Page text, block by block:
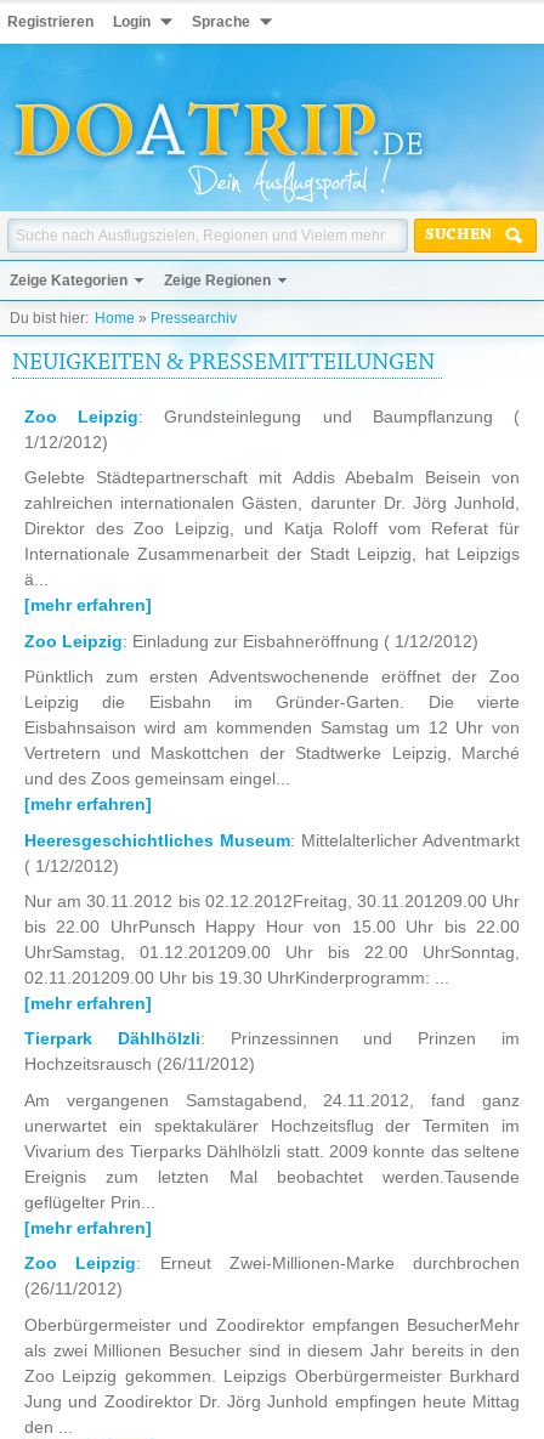
Registrieren Login Sprache
SUCHEN
Zeige Kategorien Zeige Regionen
Du bist hier: Home » Pressearchiv
NEUIGKEITEN & PRESSEMITTEILUNGEN
Zoo Leipzig: Grundsteinlegung und Baumpflanzung (
1/12/2012)
Gelebte Städtepartnerschaft mit Addis AbebaIm Beisein von
zahlreichen internationalen Gästen, darunter Dr. Jörg Junhold,
Direktor des Zoo Leipzig, und Katja Roloff vom Referat für
Internationale Zusammenarbeit der Stadt Leipzig, hat Leipzigs
ä...
[mehr erfahren]
Zoo Leipzig: Einladung zur Eisbahneröffnung ( 1/12/2012)
Pünktlich zum ersten Adventswochenende eröffnet der Zoo
Leipzig die Eisbahn im Gründer-Garten. Die vierte
Eisbahnsaison wird am kommenden Samstag um 12 Uhr von
Vertretern und Maskottchen der Stadtwerke Leipzig, Marché
und des Zoos gemeinsam eingel...
[mehr erfahren]
Heeresgeschichtliches Museum: Mittelalterlicher Adventmarkt
( 1/12/2012)
Nur am 30.11.2012 bis 02.12.2012Freitag, 30.11.201209.00 Uhr
bis 22.00 UhrPunsch Happy Hour von 15.00 Uhr bis 22.00
UhrSamstag, 01.12.201209.00 Uhr bis 22.00 UhrSonntag,
02.11.201209.00 Uhr bis 19.30 UhrKinderprogramm: ...
[mehr erfahren]
Tierpark Dählhölzli: Prinzessinnen und Prinzen im
Hochzeitsrausch (26/11/2012)
Am vergangenen Samstagabend, 24.11.2012, fand ganz
unerwartet ein spektakulärer Hochzeitsflug der Termiten im
Vivarium des Tierparks Dählhölzli statt. 2009 konnte das seltene
Ereignis zum letzten Mal beobachtet werden.Tausende
geflügelter Prin...
[mehr erfahren]
Zoo Leipzig: Erneut Zwei-Millionen-Marke durchbrochen
(26/11/2012)
Oberbürgermeister und Zoodirektor empfangen BesucherMehr
als zwei Millionen Besucher sind in diesem Jahr bereits in den
Zoo Leipzig gekommen. Leipzigs Oberbürgermeister Burkhard
Jung und Zoodirektor Dr. Jörg Junhold empfingen heute Mittag
den ...